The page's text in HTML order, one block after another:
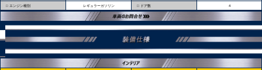
□ エンジン種別 レギュラーガソリン □ ドア数 4